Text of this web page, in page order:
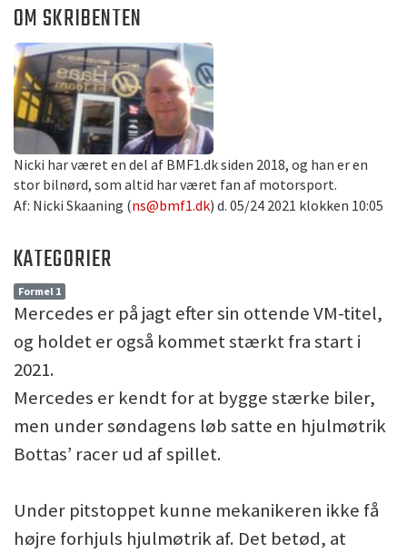
OM SKRIBENTEN
Nicki har været en del af BMF1.dk siden 2018, og han er en
stor bilnørd, som altid har været fan af motorsport.
Af: Nicki Skaaning (ns@bmf1.dk) d. 05/24 2021 klokken 10:05
KATEGORIER
Formel 1
Mercedes er på jagt efter sin ottende VM-titel,
og holdet er også kommet stærkt fra start i
2021.
Mercedes er kendt for at bygge stærke biler,
men under søndagens løb satte en hjulmøtrik
Bottas’ racer ud af spillet.
Under pitstoppet kunne mekanikeren ikke få
højre forhjuls hjulmøtrik af. Det betød, at